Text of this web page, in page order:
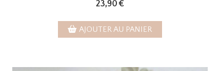
23,90 €
AJOUTER AU PANIER